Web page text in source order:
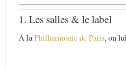
1. Les salles & le label
À laPhilharmonie de Paris, on